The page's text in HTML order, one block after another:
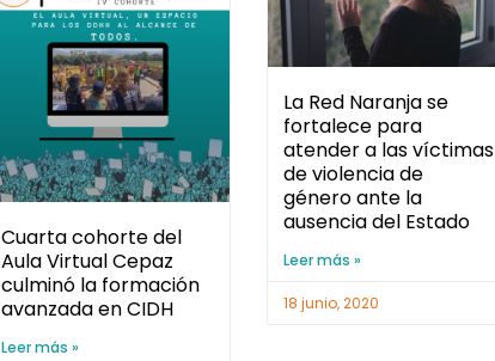
Cuarta cohorte del
Aula Virtual Cepaz
culminó la formación
avanzada en CIDH
Leer más »
La Red Naranja se
fortalece para
atender a las víctimas
de violencia de
género ante la
ausencia del Estado
Leer más »
18 junio, 2020